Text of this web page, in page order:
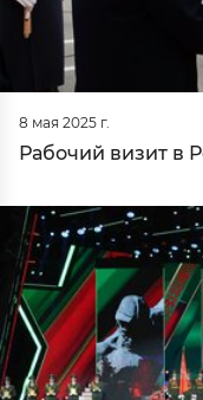
8 мая 2025 г.
Рабочий визит в